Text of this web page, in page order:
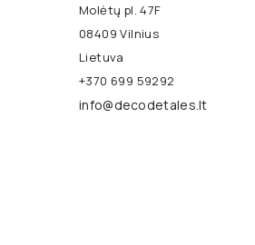
Molėtų pl. 47F
08409 Vilnius
Lietuva
+370 699 59292
info@decodetales.lt